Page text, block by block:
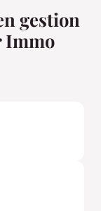
gestion
Immo